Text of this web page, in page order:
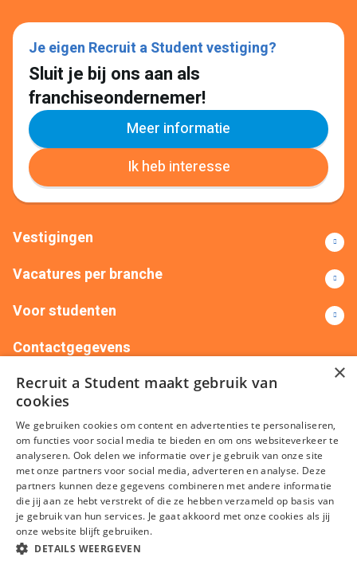
Je eigen Recruit a Student vestiging?
Sluit je bij ons aan als
franchiseondernemer!
Meer informatie
Ik heb interesse
Vestigingen
Vacatures per branche
Voor studenten
Contactgegevens
+31(0)88 522 00 76
info@recruitastudent.nl
Alle vestigingen
Algemene voorwaarden
×
Recruit a Student maakt gebruik van
cookies
We gebruiken cookies om content en advertenties te personaliseren,
om functies voor social media te bieden en om ons websiteverkeer te
analyseren. Ook delen we informatie over je gebruik van onze site
met onze partners voor social media, adverteren en analyse. Deze
partners kunnen deze gegevens combineren met andere informatie
die jij aan ze hebt verstrekt of die ze hebben verzameld op basis van
je gebruik van hun services. Je gaat akkoord met onze cookies als jij
onze website blijft gebruiken.
DETAILS WEERGEVEN